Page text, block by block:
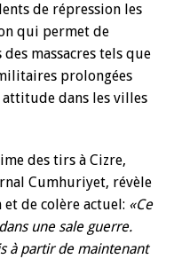
de répression les
qui permet de
massacres tels que
prolongées
dans les villes
des tirs à Cizre,
Cumhuriyet, révèle
de colère actuel: «Ce
une sale guerre.
à partir de maintenant